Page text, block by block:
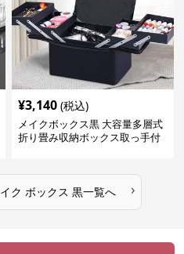
¥3,140 (税込)
メイクボックス黒 大容量多層式
折り畳み収納ボックス取っ手付
ク ボックス 黒一覧へ ›